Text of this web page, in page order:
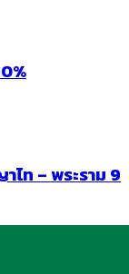
ไท – พระราม 9